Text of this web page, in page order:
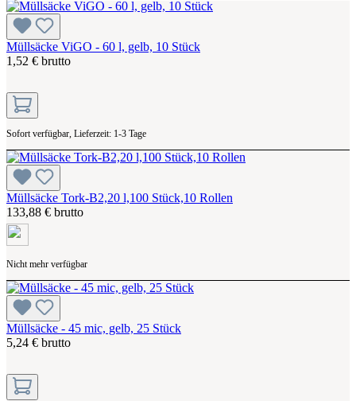
Müllsäcke ViGO - 60 l, gelb, 10 Stück
1,52 € brutto
Sofort verfügbar, Lieferzeit: 1-3 Tage
Müllsäcke Tork-B2,20 l,100 Stück,10 Rollen
133,88 € brutto
Nicht mehr verfügbar
Müllsäcke - 45 mic, gelb, 25 Stück
5,24 € brutto